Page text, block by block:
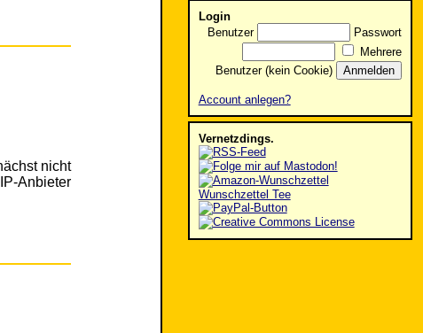
nicht
Anbieter
Login
Benutzer
Passwort
Mehrere
Benutzer (kein Cookie)
Account anlegen?
Vernetzdings.
Wunschzettel Tee